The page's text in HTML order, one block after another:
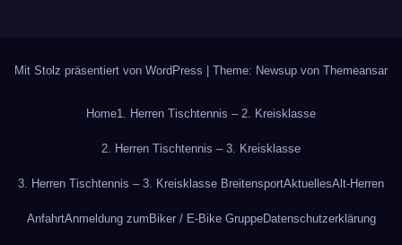
Mit Stolz präsentiert von WordPress Theme: Newsup von Themeansar
Home1. Herren Tischtennis – 2. Kreisklasse
2. Herren Tischtennis – 3. Kreisklasse
3. Herren Tischtennis – 3. Kreisklasse BreitensportAktuellesAlt-Herren
AnfahrtAnmeldung zum Biker / E-Bike GruppeDatenschutzerklärung